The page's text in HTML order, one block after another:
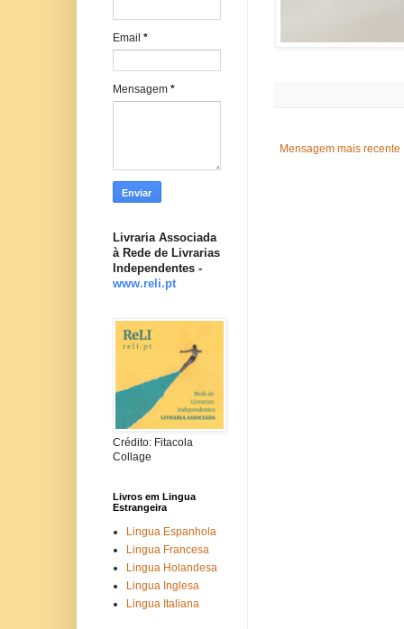
Mensagem mais recente
Email *
Mensagem *
Livraria Associada
à Rede de Livrarias
Independentes -
www.reli.pt
Crédito: Fitacola
Collage
Livros em Lingua
Estrangeira
Lingua Espanhola
Lingua Francesa
Lingua Holandesa
Lingua Inglesa
Lingua Italiana